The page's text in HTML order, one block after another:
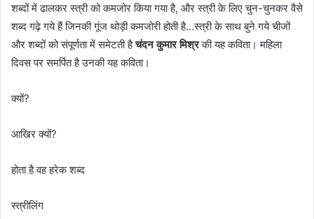
शब्दों में ढालकर स्त्री को कमजोर किया गया है, और स्त्री के लिए चुन-चुनकर वैसे
शब्द गढ़े गये हैं जिनकी गूंज थोड़ी कमजोरी होती है…स्त्री के साथ बुने गये चीजों
और शब्दों को संपूर्णता में समेटती हैचंदन कुमार मिश्रकी यह कविता। महिला
दिवस पर समर्पित है उनकी यह कविता।
क्यों?
आखिर क्यों?
होता है वह हरेक शब्द
स्त्रीलिंग